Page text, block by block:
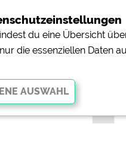
du eine Übersicht
die essenziellen Daten